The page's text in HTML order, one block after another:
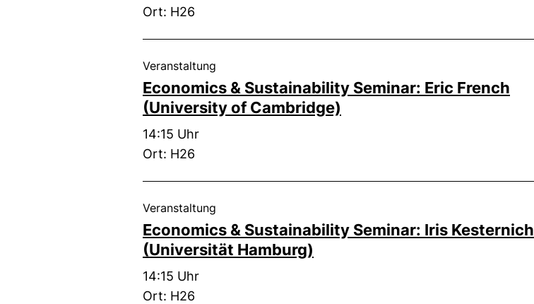
Ort: H26
Economics & Sustainability Seminar: Eric French
(University of Cambridge)
Veranstaltung
Zeit:
14:15 Uhr
Ort: H26
Economics & Sustainability Seminar: Iris Kesternich
(Universität Hamburg)
Veranstaltung
Zeit:
14:15 Uhr
Ort: H26